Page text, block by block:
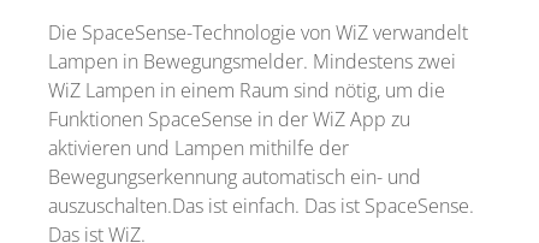
Die SpaceSense-Technologie von WiZ verwandelt
Lampen in Bewegungsmelder. Mindestens zwei
WiZ Lampen in einem Raum sind nötig, um die
Funktionen SpaceSense in der WiZ App zu
aktivieren und Lampen mithilfe der
Bewegungserkennung automatisch ein- und
auszuschalten.Das ist einfach. Das ist SpaceSense.
Das ist WiZ.